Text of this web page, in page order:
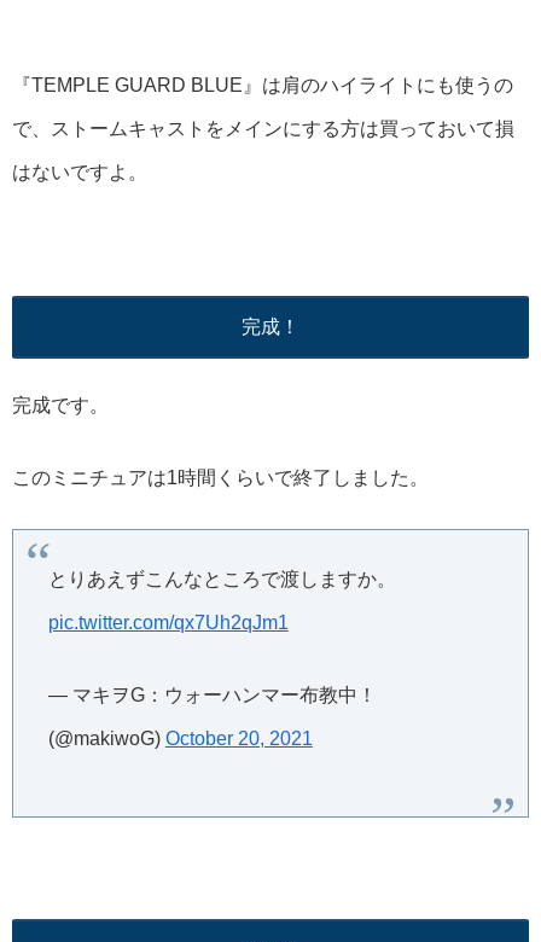
『TEMPLE GUARD BLUE』は肩のハイライトにも使うの
で、ストームキャストをメインにする方は買っておいて損
はないですよ。
完成！
完成です。
このミニチュアは1時間くらいで終了しました。
とりあえずこんなところで渡しますか。
pic.twitter.com/qx7Uh2qJm1
— マキヲG：ウォーハンマー布教中！
(@makiwoG) October 20, 2021